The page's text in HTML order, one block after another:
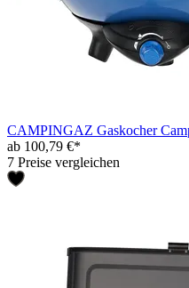
CAMPINGAZ Gaskocher
ab 100,79 €*
7 Preise vergleichen